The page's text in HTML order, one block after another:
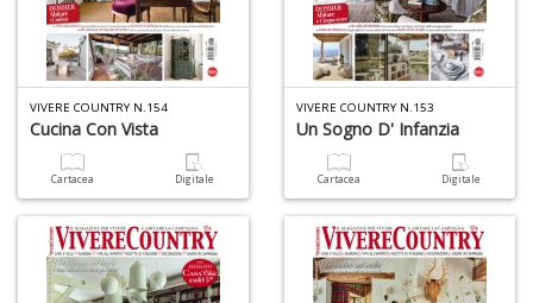
VIVERE COUNTRY N.154
Cucina Con Vista
Cartacea Digitale
VIVERE COUNTRY N.153
Un Sogno D' Infanzia
Cartacea Digitale